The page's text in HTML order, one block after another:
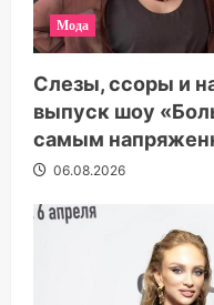
Мода
Слезы, ссоры и
выпуск шоу
самым
06.08.2026